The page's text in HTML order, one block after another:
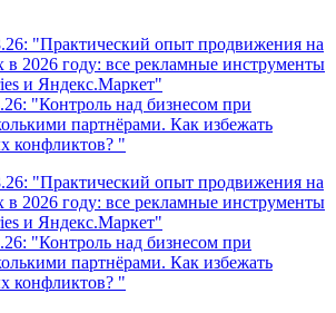
"Практический опыт продвижения на
в 2026 году: все рекламные инструменты
и Яндекс.Маркет"
"Контроль над бизнесом при
партнёрами. Как избежать
конфликтов? "
"Практический опыт продвижения на
в 2026 году: все рекламные инструменты
и Яндекс.Маркет"
"Контроль над бизнесом при
партнёрами. Как избежать
конфликтов? "